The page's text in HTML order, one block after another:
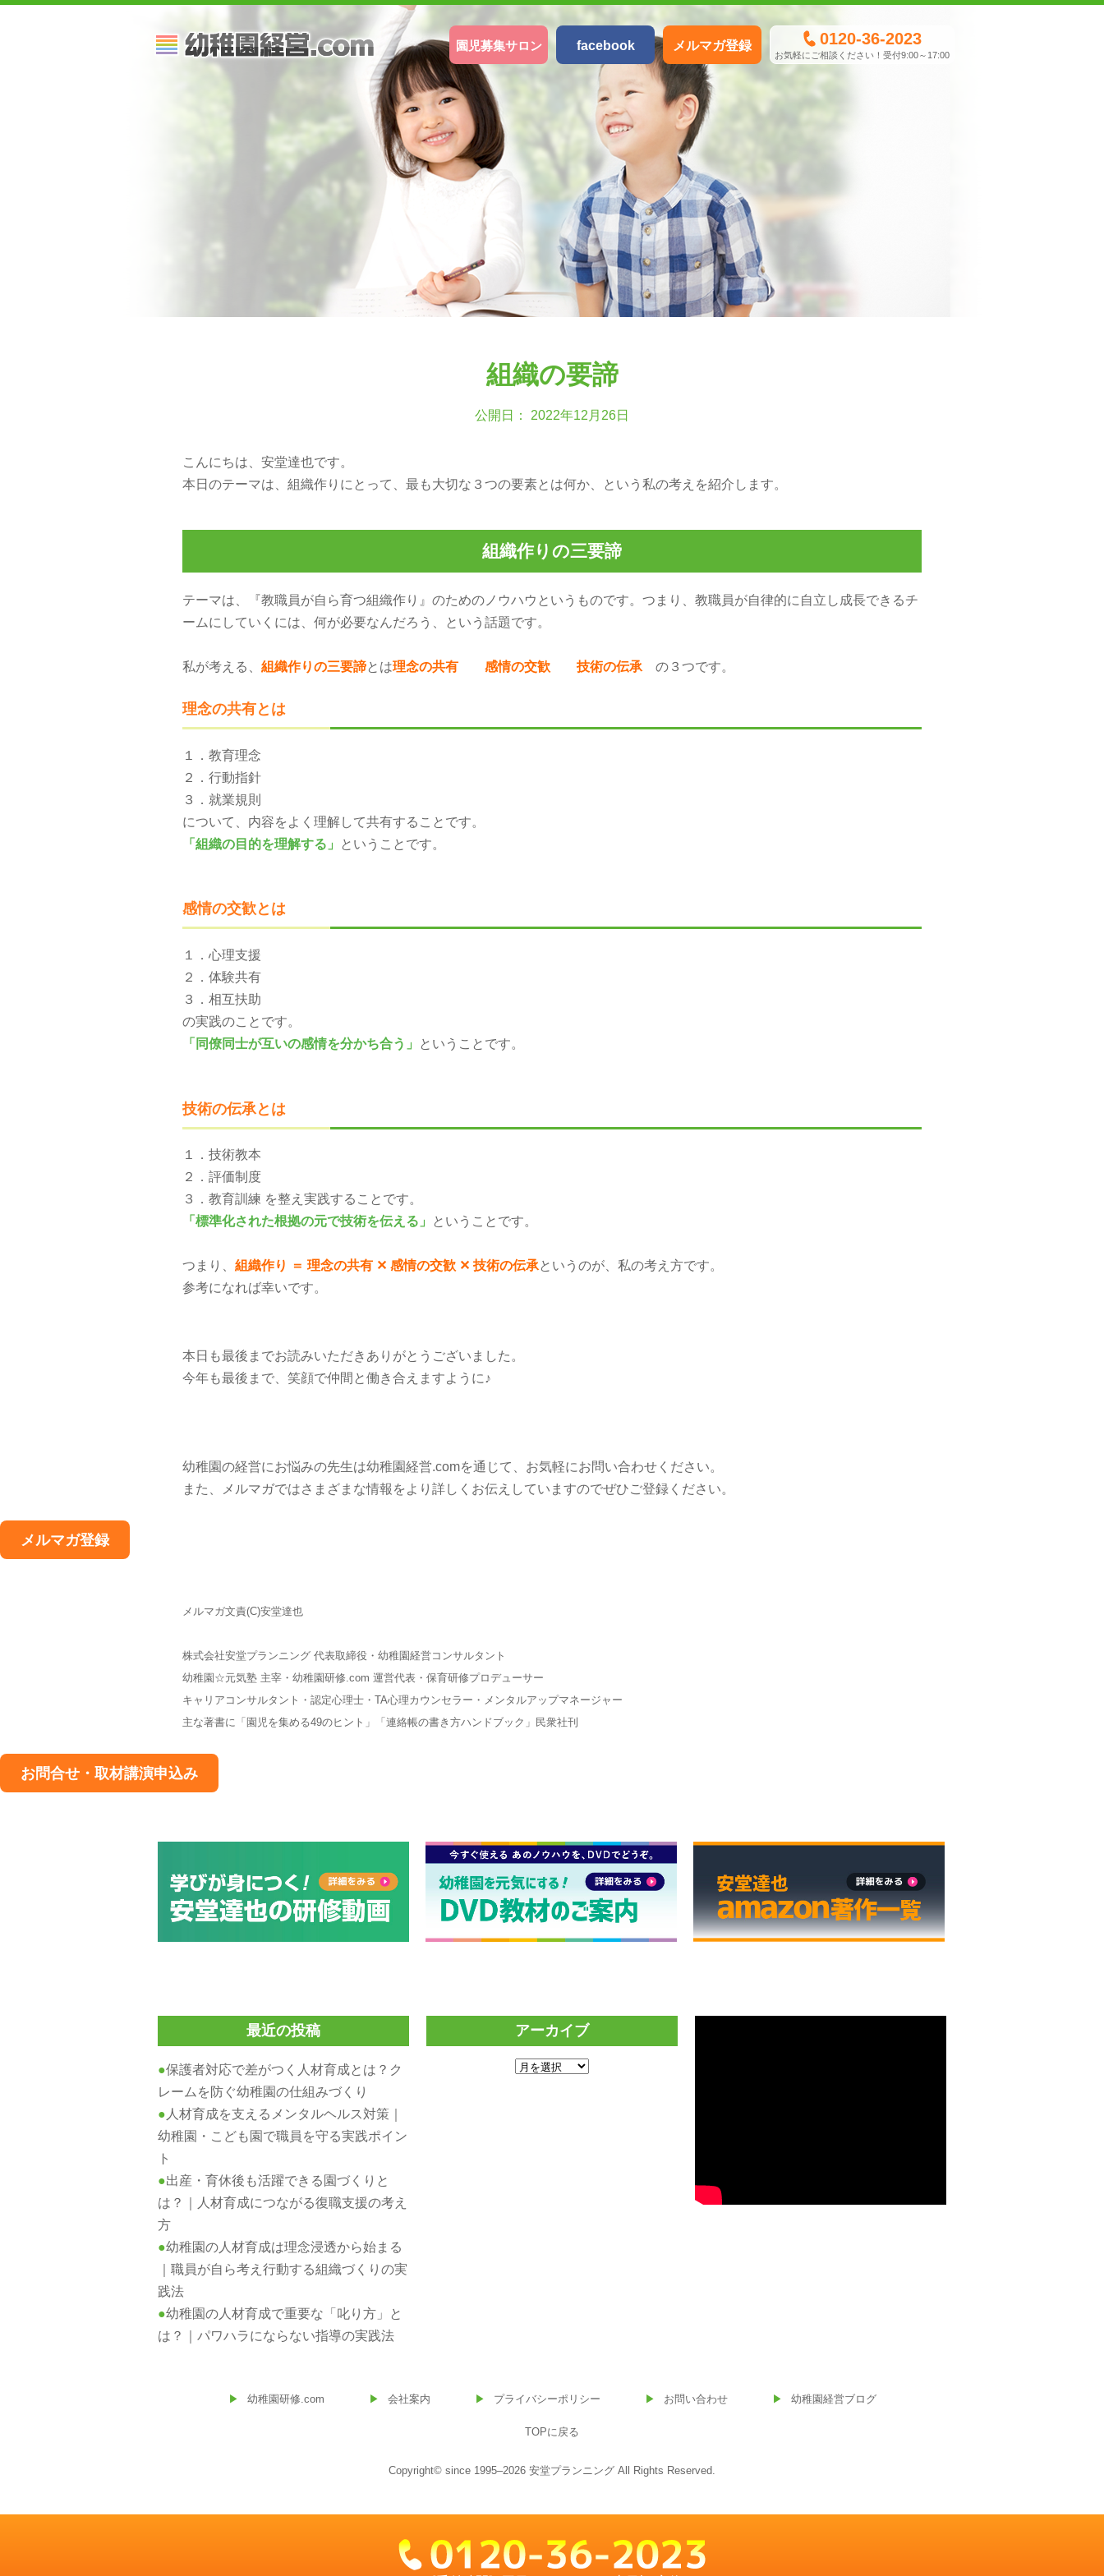
0120-36-2023
お気軽にご相談ください！受付9:00～17:00
メルマガ登録
facebook
園児募集サロン
組織の要諦
公開日： 2022年12月26日
こんにちは、安堂達也です。
本日のテーマは、組織作りにとって、最も大切な３つの要素とは何か、という私の考えを紹介します。
組織作りの三要諦
テーマは、『教職員が自ら育つ組織作り』のためのノウハウというものです。つまり、教職員が自律的に自立し成長できるチ
ームにしていくには、何が必要なんだろう、という話題です。
私が考える、 組織作りの三要諦とは理念の共有 感情の交歓 技術の伝承 の３つです。
理念の共有とは
１．教育理念
２．行動指針
３．就業規則
について、内容をよく理解して共有することです。
「組織の目的を理解する」
ということです。
感情の交歓とは
１．心理支援
２．体験共有
３．相互扶助
の実践のことです。
「同僚同士が互いの感情を分かち合う」
ということです。
技術の伝承とは
１．技術教本
２．評価制度
３．教育訓練 を整え実践することです。
「標準化された根拠の元で技術を伝える」
ということです。
つまり、 組織作り ＝ 理念の共有 ✕ 感情の交歓 ✕ 技術の伝承というのが、私の考え方です。
参考になれば幸いです。
本日も最後までお読みいただきありがとうございました。
今年も最後まで、笑顔で仲間と働き合えますように♪
幼稚園の経営にお悩みの先生は幼稚園経営.comを通じて、お気軽にお問い合わせください。
また、メルマガではさまざまな情報をより詳しくお伝えしていますのでぜひご登録ください。
メルマガ登録
メルマガ文責(C)安堂達也
株式会社安堂プランニング 代表取締役・幼稚園経営コンサルタント
幼稚園☆元気塾 主宰・幼稚園研修.com 運営代表・保育研修プロデューサー
キャリアコンサルタント・認定心理士・TA心理カウンセラー・メンタルアップマネージャー
主な著書に「園児を集める49のヒント」「連絡帳の書き方ハンドブック」民衆社刊
お問合せ・取材講演申込み
最近の投稿
保護者対応で差がつく人材育成とは？ク
レームを防ぐ幼稚園の仕組みづくり
人材育成を支えるメンタルヘルス対策｜
幼稚園・こども園で職員を守る実践ポイン
ト
出産・育休後も活躍できる園づくりと
は？｜人材育成につながる復職支援の考え
方
幼稚園の人材育成は理念浸透から始まる
｜職員が自ら考え行動する組織づくりの実
践法
幼稚園の人材育成で重要な「叱り方」と
は？｜パワハラにならない指導の実践法
アーカイブ
ア
幼稚園研修.com 会社案内 プライバシーポリシー お問い合わせ 幼稚園経営ブログ
TOPに戻る
Copyright© since 1995–2026 安堂プランニング All Rights Reserved.